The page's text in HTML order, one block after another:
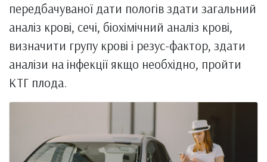
передбачуваної дати пологів здати загальний
аналіз крові, сечі, біохімічний аналіз крові,
визначити групу крові і резус-фактор, здати
аналізи на інфекції якщо необхідно, пройти
КТГ плода.